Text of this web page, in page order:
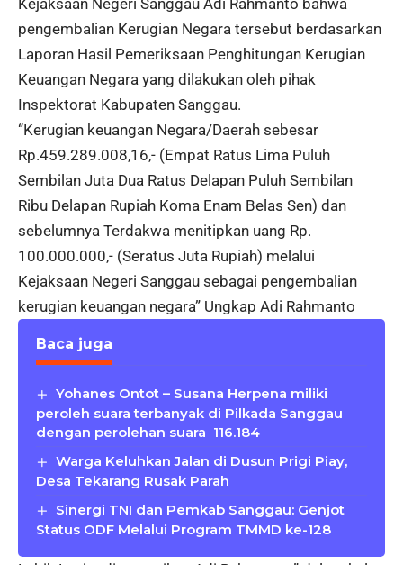
Kejaksaan Negeri Sanggau Adi Rahmanto bahwa
pengembalian Kerugian Negara tersebut berdasarkan
Laporan Hasil Pemeriksaan Penghitungan Kerugian
Keuangan Negara yang dilakukan oleh pihak
Inspektorat Kabupaten Sanggau.
“Kerugian keuangan Negara/Daerah sebesar
Rp.459.289.008,16,- (Empat Ratus Lima Puluh
Sembilan Juta Dua Ratus Delapan Puluh Sembilan
Ribu Delapan Rupiah Koma Enam Belas Sen) dan
sebelumnya Terdakwa menitipkan uang Rp.
100.000.000,- (Seratus Juta Rupiah) melalui
Kejaksaan Negeri Sanggau sebagai pengembalian
kerugian keuangan negara” Ungkap Adi Rahmanto
Baca juga
Yohanes Ontot – Susana Herpena miliki
peroleh suara terbanyak di Pilkada Sanggau
dengan perolehan suara 116.184
Warga Keluhkan Jalan di Dusun Prigi Piay,
Desa Tekarang Rusak Parah
Sinergi TNI dan Pemkab Sanggau: Genjot
Status ODF Melalui Program TMMD ke-128